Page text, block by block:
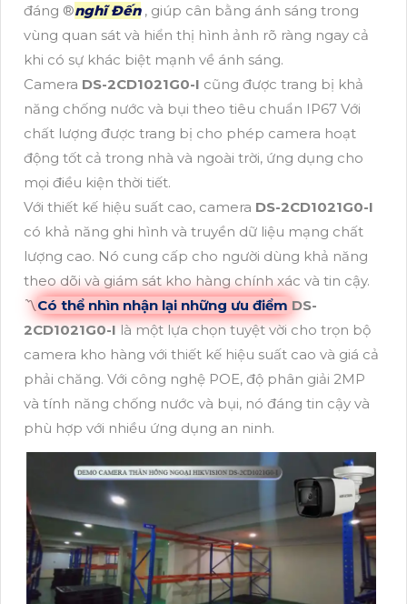
đáng ®️nghĩ Đến, giúp cân bằng ánh sáng trong
vùng quan sát và hiển thị hình ảnh rõ ràng ngay cả
khi có sự khác biệt mạnh về ánh sáng.
Camera DS-2CD1021G0-I cũng được trang bị khả
năng chống nước và bụi theo tiêu chuẩn IP67 Với
chất lượng được trang bị cho phép camera hoạt
động tốt cả trong nhà và ngoài trời, ứng dụng cho
mọi điều kiện thời tiết.
Với thiết kế hiệu suất cao, camera DS-2CD1021G0-I
có khả năng ghi hình và truyền dữ liệu mạng chất
lượng cao. Nó cung cấp cho người dùng khả năng
theo dõi và giám sát kho hàng chính xác và tin cậy.
〽Có thể nhìn nhận lại những ưu điểm DS-
2CD1021G0-Ilà một lựa chọn tuyệt vời cho trọn bộ
camera kho hàng với thiết kế hiệu suất cao và giá cả
phải chăng. Với công nghệ POE, độ phân giải 2MP
và tính năng chống nước và bụi, nó đáng tin cậy và
phù hợp với nhiều ứng dụng an ninh.